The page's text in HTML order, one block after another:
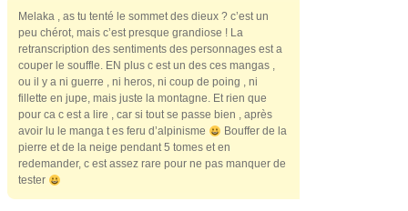
Melaka , as tu tenté le sommet des dieux ? c’est un
peu chérot, mais c’est presque grandiose ! La
retranscription des sentiments des personnages est a
couper le souffle. EN plus c est un des ces mangas ,
ou il y a ni guerre , ni heros, ni coup de poing , ni
fillette en jupe, mais juste la montagne. Et rien que
pour ca c est a lire , car si tout se passe bien , après
avoir lu le manga t es feru d’alpinisme
Bouffer de la
pierre et de la neige pendant 5 tomes et en
redemander, c est assez rare pour ne pas manquer de
tester